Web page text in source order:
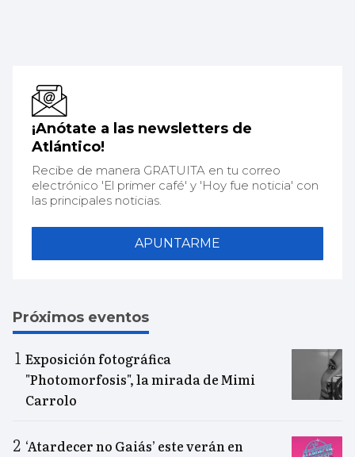
¡Anótate a las newsletters de
Atlántico!
Recibe de manera GRATUITA en tu correo
electrónico 'El primer café' y 'Hoy fue noticia' con
las principales noticias.
APUNTARME
Próximos eventos
Exposición fotográfica
"Photomorfosis", la mirada de Mimi
Carrolo
‘Atardecer no Gaiás’ este verán en